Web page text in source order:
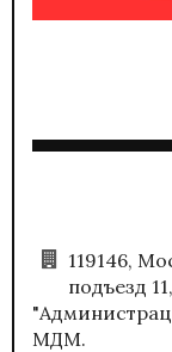
119146,
подъезд
МДМ.